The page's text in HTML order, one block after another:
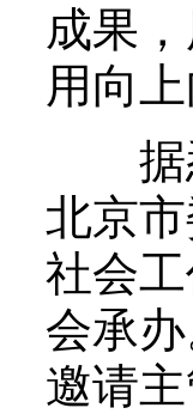
成果
用向
据悉
北京
社会
会承
邀请